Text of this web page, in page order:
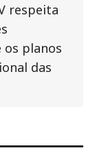
respeita
planos
das